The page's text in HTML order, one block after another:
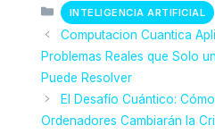
Categorias
INTELIGENCIA ARTIFICIAL
Computacion Cuantica
Problemas Reales que Solo
Puede Resolver
El Desafío Cuántico:
Ordenadores Cambiarán la